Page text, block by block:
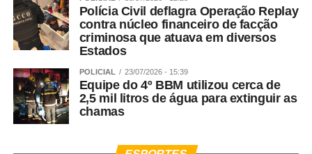
é investir no desenvolvimento humano e no futuro da
sociedade.
WhatsApp
Facebook
TwitterMessenger
Polícia Civil deflagra Operação Replay
contra núcleo financeiro de facção
criminosa que atuava em diversos
Estados
POLICIAL 23/07/2026 - 15:39
Equipe do 4º BBM utilizou cerca de
2,5 mil litros de água para extinguir as
chamas